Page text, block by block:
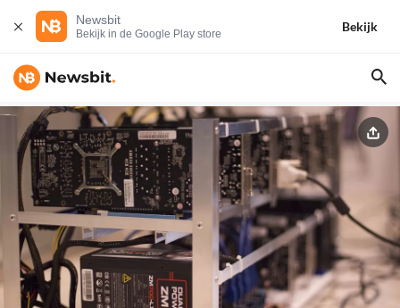
Newsbit
Bekijk in de Google Play store
Bekijk